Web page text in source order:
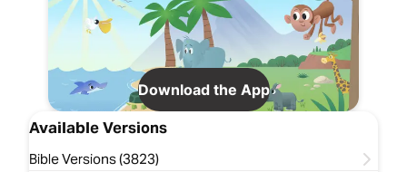
Download the App
Available Versions
Bible Versions (3823)